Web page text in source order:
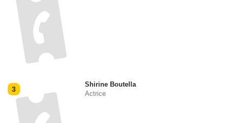
3
Shirine Boutella
Actrice